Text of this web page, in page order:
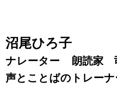
沼尾ひろ子
ナレーター 朗読家
声とことばのトレーナ